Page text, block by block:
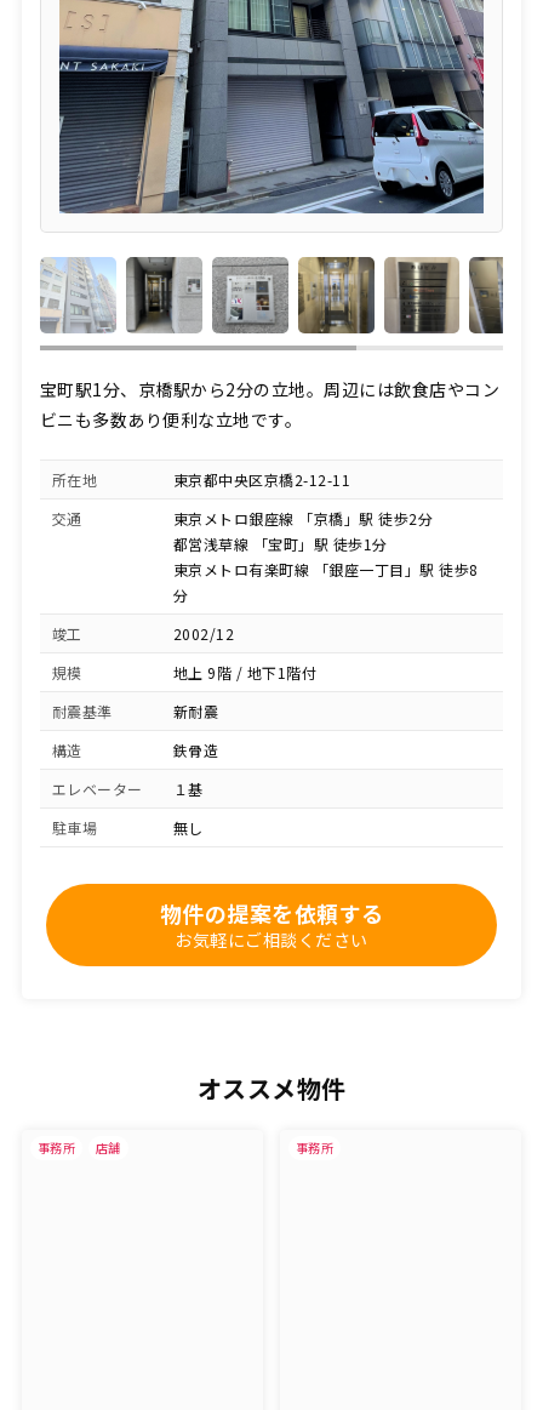
宝町駅1分、京橋駅から2分の立地。周辺には飲食店やコン
ビニも多数あり便利な立地です。
所在地
東京都中央区京橋2-12-11
交通
東京メトロ銀座線 「京橋」駅 徒歩2分
都営浅草線 「宝町」駅 徒歩1分
東京メトロ有楽町線 「銀座一丁目」駅 徒歩8
分
竣工
2002/12
規模
地上 9階 / 地下1階付
耐震基準
新耐震
構造
鉄骨造
エレベーター
１基
駐車場
無し
物件の提案を依頼する
お気軽にご相談ください
オススメ物件
事務所 店舗 事務所